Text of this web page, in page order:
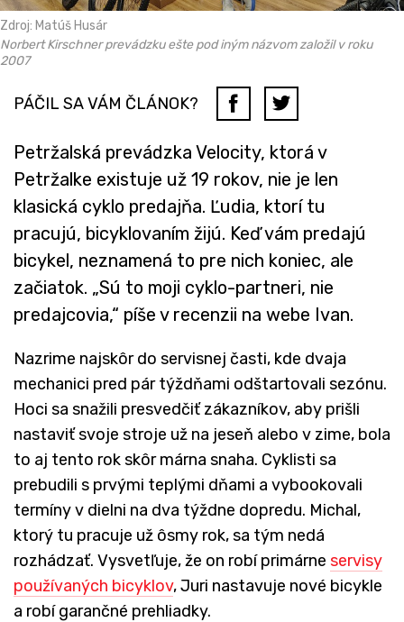
Zdroj: Matúš Husár
Norbert Kirschner prevádzku ešte pod iným názvom založil v roku
2007
PÁČIL SA VÁM ČLÁNOK?
Petržalská prevádzka Velocity, ktorá v
Petržalke existuje už 19 rokov, nie je len
klasická cyklo predajňa. Ľudia, ktorí tu
pracujú, bicyklovaním žijú. Keď vám predajú
bicykel, neznamená to pre nich koniec, ale
začiatok. „Sú to moji cyklo-partneri, nie
predajcovia,“ píše v recenzii na webe Ivan.
Nazrime najskôr do servisnej časti, kde dvaja
mechanici pred pár týždňami odštartovali sezónu.
Hoci sa snažili presvedčiť zákazníkov, aby prišli
nastaviť svoje stroje už na jeseň alebo v zime, bola
to aj tento rok skôr márna snaha. Cyklisti sa
prebudili s prvými teplými dňami a vybookovali
termíny v dielni na dva týždne dopredu. Michal,
ktorý tu pracuje už ôsmy rok, sa tým nedá
rozhádzať. Vysvetľuje, že on robí primárne servisy
používaných bicyklov, Juri nastavuje nové bicykle
a robí garančné prehliadky.